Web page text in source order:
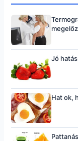
Jó
Hat ok,